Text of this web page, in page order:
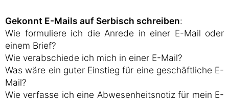
Gekonnt E-Mails auf Serbisch schreiben:
Wie formuliere ich die Anrede in einer E-Mail oder
einem Brief?
Wie verabschiede ich mich in einer E-Mail?
Was wäre ein guter Einstieg für eine geschäftliche E-
Mail?
Wie verfasse ich eine Abwesenheitsnotiz für mein E-